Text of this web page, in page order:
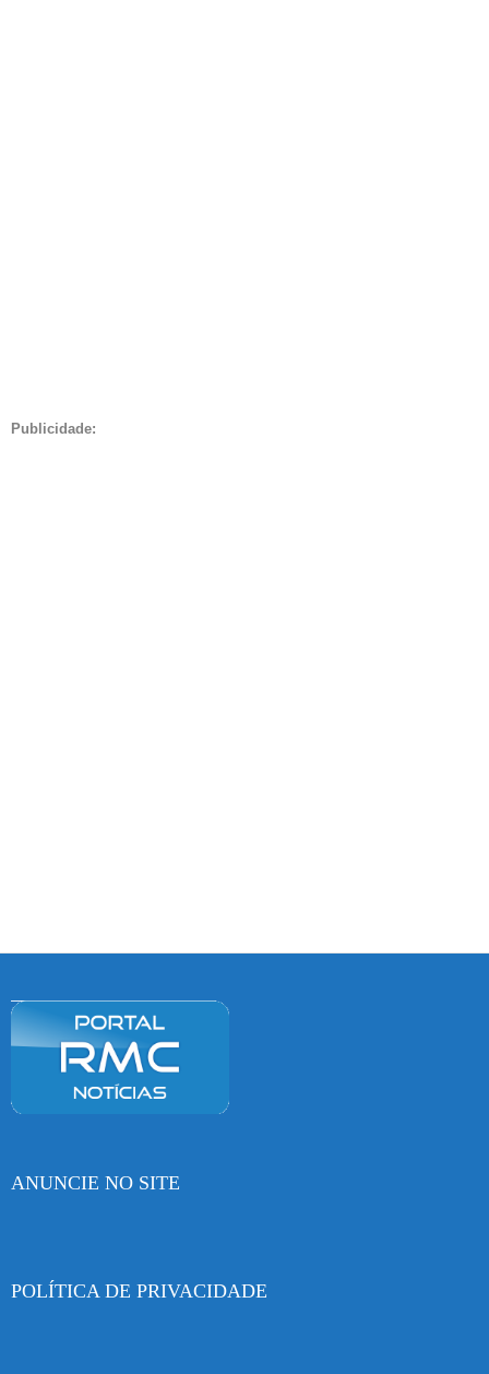
Publicidade:
ANUNCIE NO SITE
POLÍTICA DE PRIVACIDADE